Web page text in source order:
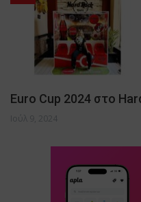
Euro Cup 2024 στο
Ιούλ 9, 2024